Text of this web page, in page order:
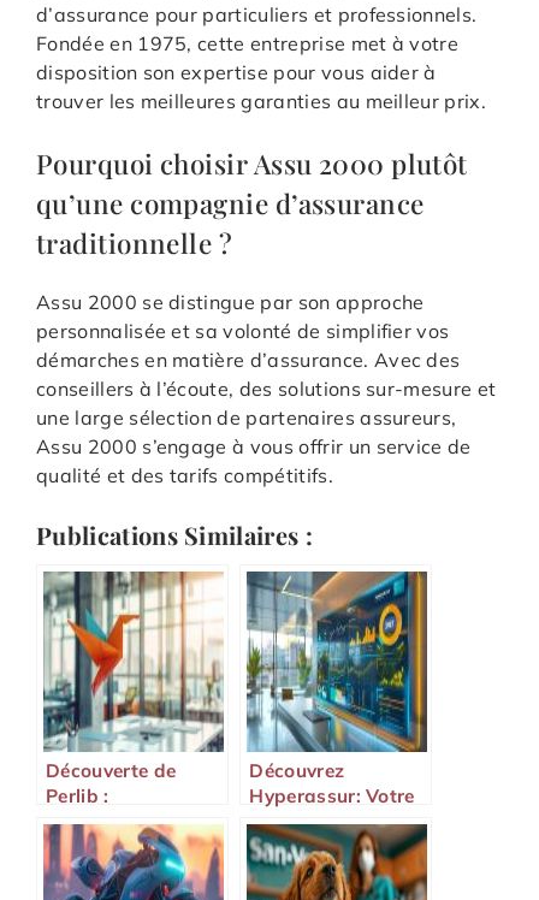
d’assurance pour particuliers et professionnels.
Fondée en 1975, cette entreprise met à votre
disposition son expertise pour vous aider à
trouver les meilleures garanties au meilleur prix.
Pourquoi choisir Assu 2000 plutôt
qu’une compagnie d’assurance
traditionnelle ?
Assu 2000 se distingue par son approche
personnalisée et sa volonté de simplifier vos
démarches en matière d’assurance. Avec des
conseillers à l’écoute, des solutions sur-mesure et
une large sélection de partenaires assureurs,
Assu 2000 s’engage à vous offrir un service de
qualité et des tarifs compétitifs.
Publications Similaires :
Découverte de
Perlib :
Optimisation de la
Gestion de
Contenus et
Découvrez
Hyperassur: Votre
Comparateur
d’Assurance Ultime